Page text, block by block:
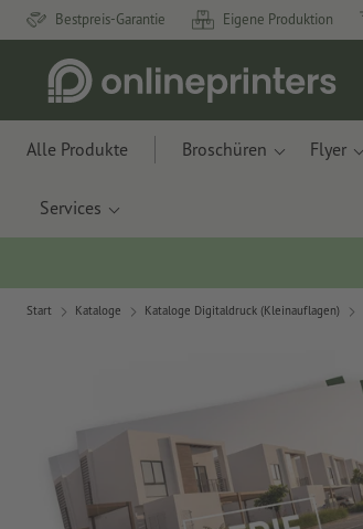
Bestpreis-Garantie Eigene Produktion
Alle Produkte Broschüren Flyer
Services
Start Kataloge Kataloge Digitaldruck (Kleinauflagen)